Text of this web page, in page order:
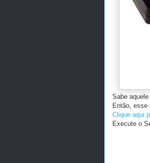
Sabe
Então, esse
Clique aqui
Execute o